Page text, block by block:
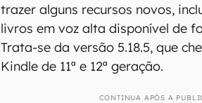
trazer alguns recursos novos,
livros em voz alta disponível de
Trata-se da versão 5.18.5, que
Kindle de 11ª e 12ª geração.
CONTINUA APÓS A